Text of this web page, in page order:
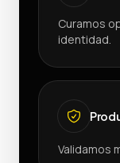
Curamos
identidad.
Validamos